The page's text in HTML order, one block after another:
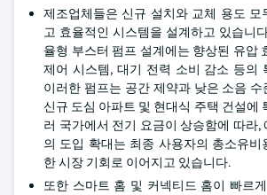
제조업체들은 신규 설치와 교체 용도 모
고 효율적인 시스템을 설계하고 있습니
율형 부스터 펌프 설계에는 향상된 유압
제어 시스템, 대기 전력 소비 감소 등의
이러한 펌프는 공간 제약과 낮은 소음 수
신규 도심 아파트 및 현대식 주택 건설에
러 국가에서 전기 요금이 상승함에 따라,
의 도입 확대는 최종 사용자의 총소유비
한 시장 기회로 이어지고 있습니다.
또한 스마트 홈 및 커넥티드 홈이 빠르